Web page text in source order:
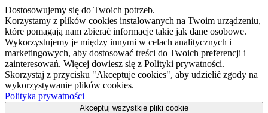
Dostosowujemy się do Twoich potrzeb.
Korzystamy z plików cookies instalowanych na Twoim urządzeniu,
które pomagają nam zbierać informacje takie jak dane osobowe.
Wykorzystujemy je między innymi w celach analitycznych i
marketingowych, aby dostosować treści do Twoich preferencji i
zainteresowań. Więcej dowiesz się z Polityki prywatności.
Skorzystaj z przycisku "Akceptuje cookies", aby udzielić zgody na
wykorzystywanie plików cookies.
Polityka prywatności
Akceptuj wszystkie pliki cookie